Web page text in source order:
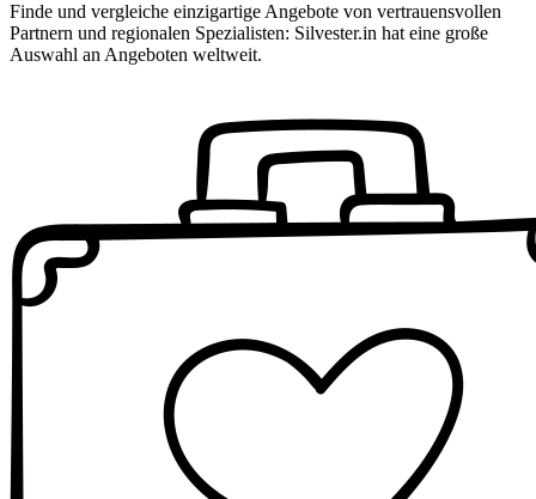
Finde und vergleiche einzigartige Angebote von vertrauensvollen
Partnern und regionalen Spezialisten: Silvester.in hat eine große
Auswahl an Angeboten weltweit.